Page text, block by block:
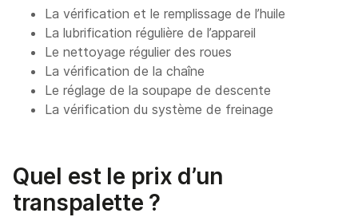
La vérification et le remplissage de l’huile
La lubrification régulière de l’appareil
Le nettoyage régulier des roues
La vérification de la chaîne
Le réglage de la soupape de descente
La vérification du système de freinage
Quel est le prix d’un
transpalette ?